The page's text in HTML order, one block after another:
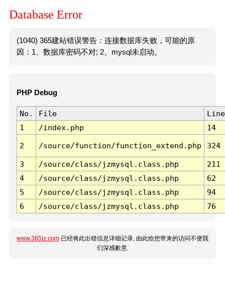
Database Error
(1040) 365建站错误警告：连接数据库失败，可能的原
因：1、数据库密码不对; 2、mysql未启动。
PHP Debug
No. File
Line
1
/index.php 14
2 /source/function/function_extend.php 324
3 /source/class/jzmysql.class.php
211
4
/source/class/jzmysql.class.php
62
5
/source/class/jzmysql.class.php
94
6
/source/class/jzmysql.class.php 76
www.365jz.com 已经将此出错信息详细记录, 由此给您带来的访问不便我
们深感歉意.